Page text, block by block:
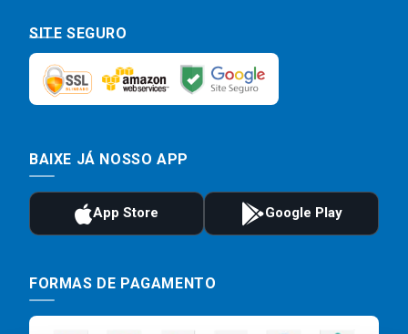
SITE SEGURO
BAIXE JÁ NOSSO APP
FORMAS DE PAGAMENTO